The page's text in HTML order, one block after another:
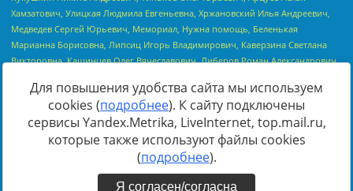
Источник:https://minjust.gov.ru/uploaded/files/reestr-
inostrannyih-agentov-22-03-2024.pdfданные на22.03.2024
Для повышения удобства сайта мы используем
cookies (подробнее). К сайту подключены
сервисы Yandex.Metrika, LiveInternet, top.mail.ru,
которые также используют файлы cookies
(подробнее).
Я согласен/согласна